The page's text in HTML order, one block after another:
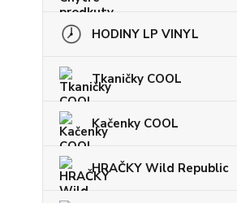
HODINY LP VINYL
Tkaničky COOL
Kačenky COOL
HRAČKY Wild Republic